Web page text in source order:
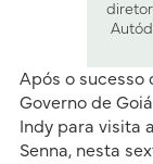
Após o sucesso
Governo de
Indy para visita
Senna, nesta